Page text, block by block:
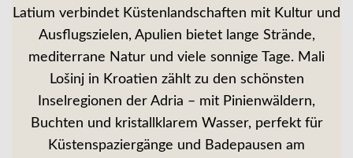
Latium verbindet Küstenlandschaften mit Kultur und
Ausflugszielen, Apulien bietet lange Strände,
mediterrane Natur und viele sonnige Tage. Mali
Lošinj in Kroatien zählt zu den schönsten
Inselregionen der Adria – mit Pinienwäldern,
Buchten und kristallklarem Wasser, perfekt für
Küstenspaziergänge und Badepausen am